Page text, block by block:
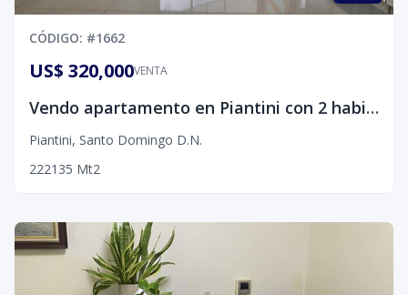
CÓDIGO: #1662
VENTA
US$ 320,000
Vendo apartamento en Piantini con 2 habitaciones, línea blanca y amenidades.
Piantini, Santo Domingo D.N.
222135 Mt2